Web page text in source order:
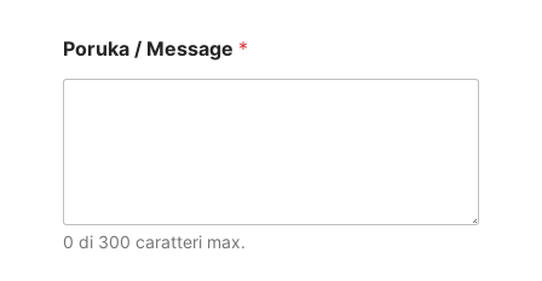
Poruka / Message *
0 di 300 caratteri max.